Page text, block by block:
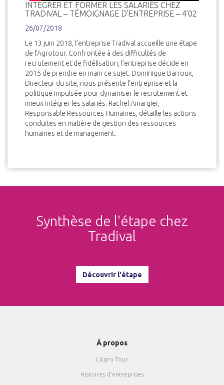
INTÉGRER ET FORMER LES SALARIÉS CHEZ
TRADIVAL – TÉMOIGNAGE D’ENTREPRISE – 4’02
26/07/2018
Le 13 juin 2018, l’entreprise Tradival accueille une étape
de l’Agrotour. Confrontée à des difficultés de
recrutement et de fidélisation, l’entreprise décide en
2015 de prendre en main ce sujet. Dominique Barroux,
Directeur du site, nous présente l’entreprise et la
politique impulsée pour dynamiser le recrutement et
mieux intégrer les salariés. Rachel Amargier,
Responsable Ressources Humaines, détaille les actions
conduites en matière de gestion des ressources
humaines et de management.
Synthèse de l'étape chez
Tradival
Découvrir l'étape
À propos
L’Agro Tour
Histoires d’entreprises